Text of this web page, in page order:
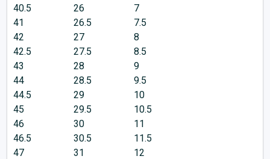
40.5
26
7
41
26.5
7.5
42
27
8
42.5
27.5
8.5
43
28
9
44
28.5
9.5
44.5
29
10
45
29.5
10.5
46
30
11
46.5
30.5
11.5
47
31
12